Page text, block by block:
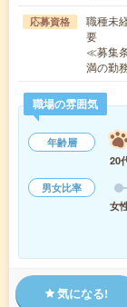
応募資格
職種未
要
≪募集
満の勤
職場の雰囲気
年齢層
20
男女比率
女
気になる!